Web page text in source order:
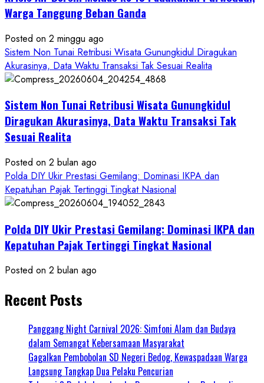
Warga Tanggung Beban Ganda
Posted on 2 minggu ago
Sistem Non Tunai Retribusi Wisata Gunungkidul Diragukan
Akurasinya, Data Waktu Transaksi Tak Sesuai Realita
Sistem Non Tunai Retribusi Wisata Gunungkidul
Diragukan Akurasinya, Data Waktu Transaksi Tak
Sesuai Realita
Posted on 2 bulan ago
Polda DIY Ukir Prestasi Gemilang: Dominasi IKPA dan
Kepatuhan Pajak Tertinggi Tingkat Nasional
Polda DIY Ukir Prestasi Gemilang: Dominasi IKPA dan
Kepatuhan Pajak Tertinggi Tingkat Nasional
Posted on 2 bulan ago
Recent Posts
Panggang Night Carnival 2026: Simfoni Alam dan Budaya
dalam Semangat Kebersamaan Masyarakat
Gagalkan Pembobolan SD Negeri Bedog, Kewaspadaan Warga
Langsung Tangkap Dua Pelaku Pencurian